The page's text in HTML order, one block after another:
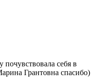
себя в
Грaнтовнa спaсибо)